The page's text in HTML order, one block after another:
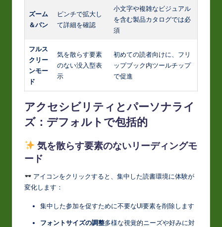
ズーム
＆パン
ピンチで拡大し
て詳細を確認
小文字や複雑なビジュアル
を含む製品カタログでは必
須
フルス
クリー
ンモー
ド
気を散らす要素
のない没入型表
示
初めての読者向けに、フリ
ップブック内ツールチップ
で促進
アクセシビリティとパーソナライ
ズ：デフォルトで包括的
気を散らす要素のないリーディングモ
ード
アイコンをクリックすると、集中した読書環境に体験が
変化します：
集中した参加を促すために不要なUI要素を削除します
フォントサイズの調整多様な視覚的ニーズや好みに対